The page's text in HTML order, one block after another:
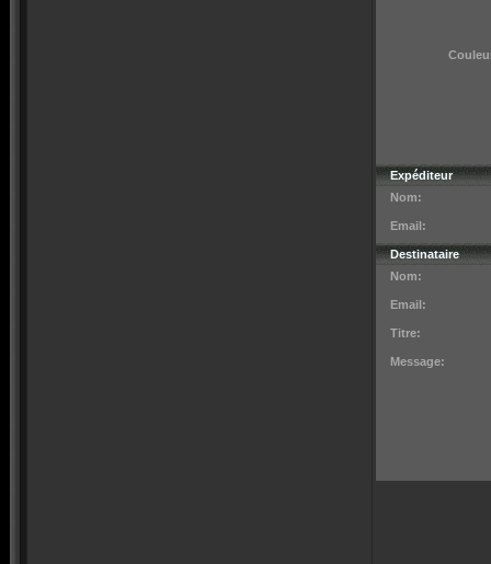
Expéditeur
Nom:
Email:
Destinataire
Nom:
Email:
Titre:
Message: